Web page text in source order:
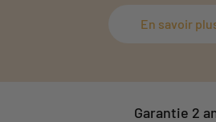
En savoir
Garantie 2